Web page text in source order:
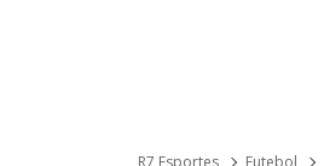
R7 Esportes Futebol